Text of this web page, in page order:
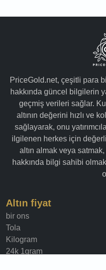
PriceGold.net, çeşitli para
hakkında güncel bilgilerin
geçmiş verileri sağlar.
altının değerini hızlı ve
sağlayarak, onu
ilgilenen herkes için
altın almak veya
hakkında bilgi sahibi
Altın fiyat
bir ons
Tola
Kilogram
24k 1gram